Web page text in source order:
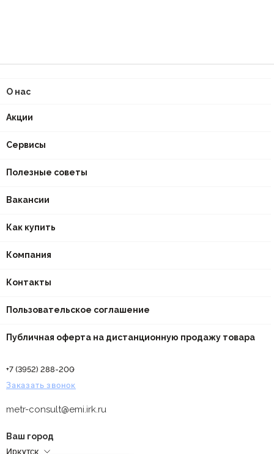
О нас
Акции
Сервисы
Полезные советы
Вакансии
Как купить
Компания
Контакты
Пользовательское соглашение
Публичная оферта на дистанционную продажу товара
+7 (3952) 288-200
Заказать звонок
metr-consult@emi.irk.ru
Ваш город
Иркутск